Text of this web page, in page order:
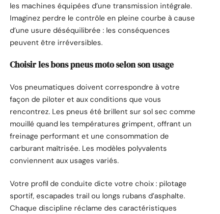
les machines équipées d’une transmission intégrale.
Imaginez perdre le contrôle en pleine courbe à cause
d’une usure déséquilibrée : les conséquences
peuvent être irréversibles.
Choisir les bons pneus moto selon son usage
Vos pneumatiques doivent correspondre à votre
façon de piloter et aux conditions que vous
rencontrez. Les pneus été brillent sur sol sec comme
mouillé quand les températures grimpent, offrant un
freinage performant et une consommation de
carburant maîtrisée. Les modèles polyvalents
conviennent aux usages variés.
Votre profil de conduite dicte votre choix : pilotage
sportif, escapades trail ou longs rubans d’asphalte.
Chaque discipline réclame des caractéristiques